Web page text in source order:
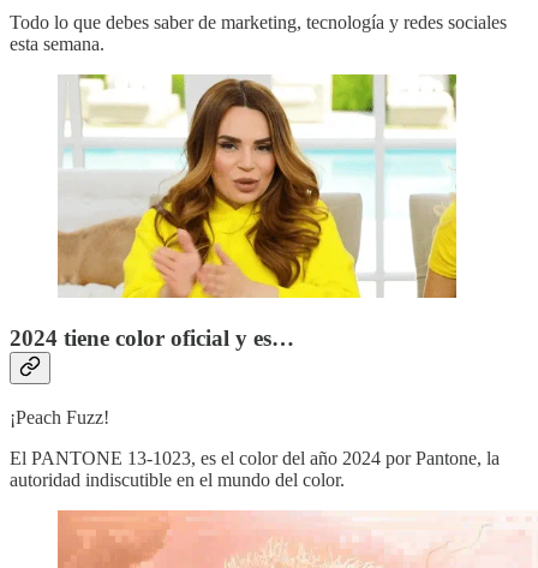
Todo lo que debes saber de marketing, tecnología y redes sociales
esta semana.
2024 tiene color oficial y es…
¡Peach Fuzz!
El PANTONE 13-1023, es el color del año 2024 por Pantone, la
autoridad indiscutible en el mundo del color.